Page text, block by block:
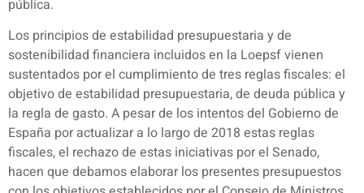
pública.
Los principios de estabilidad presupuestaria y de
sostenibilidad financiera incluidos en la Loepsf vienen
sustentados por el cumplimiento de tres reglas fiscales: el
objetivo de estabilidad presupuestaria, de deuda pública y
la regla de gasto. A pesar de los intentos del Gobierno de
España por actualizar a lo largo de 2018 estas reglas
fiscales, el rechazo de estas iniciativas por el Senado,
hacen que debamos elaborar los presentes presupuestos